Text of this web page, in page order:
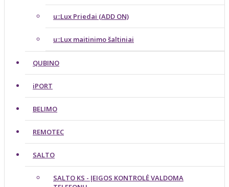
u::Lux Priedai (ADD ON)
u::Lux maitinimo šaltiniai
QUBINO
iPORT
BELIMO
REMOTEC
SALTO
SALTO KS - ĮEIGOS KONTROLĖ VALDOMA